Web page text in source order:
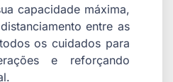
capacidade máxima,
entre as
os cuidados para
e reforçando